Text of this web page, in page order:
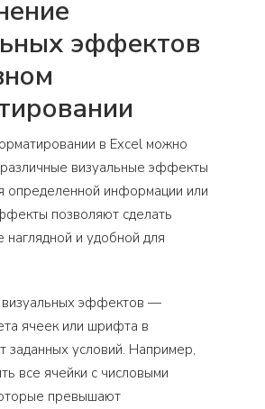
эффектов
в Excel можно
различные визуальные эффекты
определенной информации или
позволяют сделать
наглядной и удобной для
визуальных эффектов —
ячеек или шрифта в
заданных условий. Например,
все ячейки с числовыми
превышают